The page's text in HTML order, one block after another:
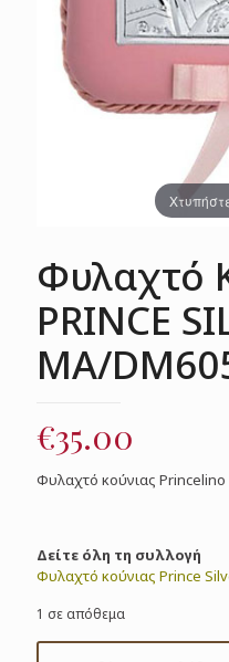
Φυλαχτό
PRINCE
MA/
€35.00
Φυλαχτό κούνιας Princelino
Δείτε όλη τη συλλογή
Φυλαχτό κούνιας Prince
1 σε απόθεμα